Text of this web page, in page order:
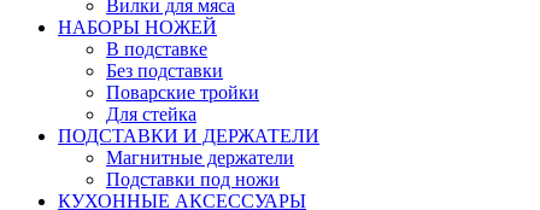
Вилки для мяса
НАБОРЫ НОЖЕЙ
В подставке
Без подставки
Поварские тройки
Для стейка
ПОДСТАВКИ И ДЕРЖАТЕЛИ
Магнитные держатели
Подставки под ножи
КУХОННЫЕ АКСЕССУАРЫ